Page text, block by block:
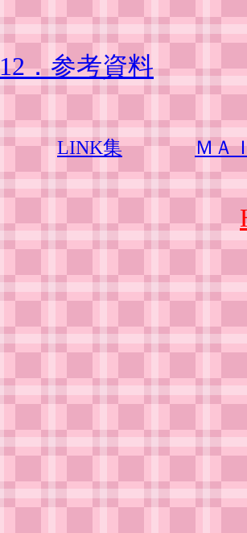
12．参考資料
LINK集 ＭＡ